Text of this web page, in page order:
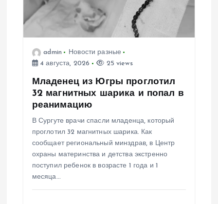
о
admin
Новости разные
4 августа, 2026
25 views
Младенец из Югры проглотил
32 магнитных шарика и попал в
реанимацию
В Сургуте врачи спасли младенца, который
проглотил 32 магнитных шарика. Как
сообщает региональный минздрав, в Центр
охраны материнства и детства экстренно
поступил ребенок в возрасте 1 года и 1
месяца…